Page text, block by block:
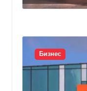
Бизнес